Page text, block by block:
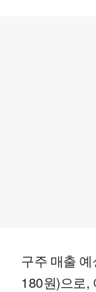
구주 매출
180원)으로,